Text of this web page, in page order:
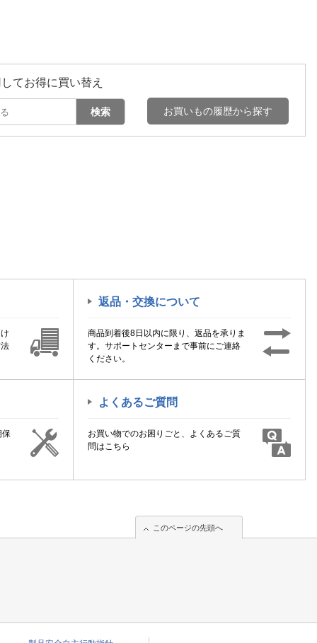
てお得に買い替え
検索 お買いもの履歴から探す
返品・交換について
商品到着後8日以内に限り、返品を承りま
す。サポートセンターまで事前にご連絡
ください。
保
よくあるご質問
お買い物でのお困りごと、よくあるご質
問はこちら
このページの先頭へ
このページの先頭へ